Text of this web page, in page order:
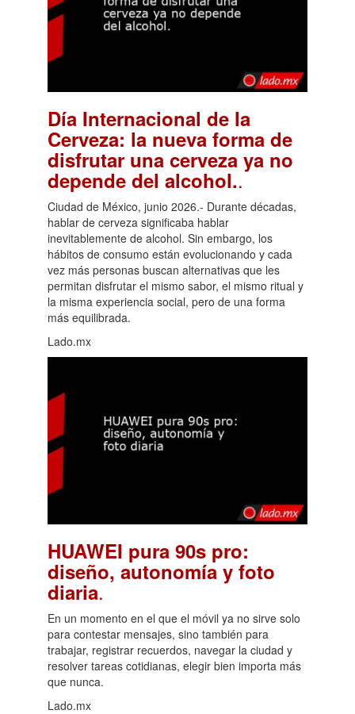
Día Internacional de la
Cerveza: la nueva forma de
disfrutar una cerveza ya no
depende del alcohol..
Ciudad de México, junio 2026.- Durante décadas,
hablar de cerveza significaba hablar
inevitablemente de alcohol. Sin embargo, los
hábitos de consumo están evolucionando y cada
vez más personas buscan alternativas que les
permitan disfrutar el mismo sabor, el mismo ritual y
la misma experiencia social, pero de una forma
más equilibrada.
Lado.mx
HUAWEI pura 90s pro:
diseño, autonomía y foto
diaria.
En un momento en el que el móvil ya no sirve solo
para contestar mensajes, sino también para
trabajar, registrar recuerdos, navegar la ciudad y
resolver tareas cotidianas, elegir bien importa más
que nunca.
Lado.mx